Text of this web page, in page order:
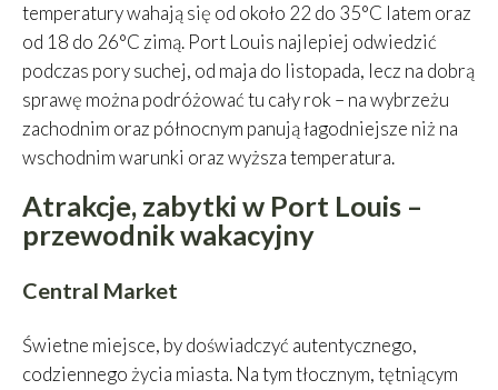
temperatury wahają się od około 22 do 35°C latem oraz
od 18 do 26°C zimą. Port Louis najlepiej odwiedzić
podczas pory suchej, od maja do listopada, lecz na dobrą
sprawę można podróżować tu cały rok – na wybrzeżu
zachodnim oraz północnym panują łagodniejsze niż na
wschodnim warunki oraz wyższa temperatura.
Atrakcje, zabytki w Port Louis –
przewodnik wakacyjny
Central Market
Świetne miejsce, by doświadczyć autentycznego,
codziennego życia miasta. Na tym tłocznym, tętniącym